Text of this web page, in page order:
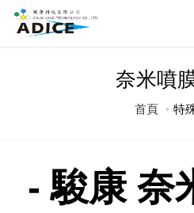
奈米噴
首頁 特
- 駿康 奈